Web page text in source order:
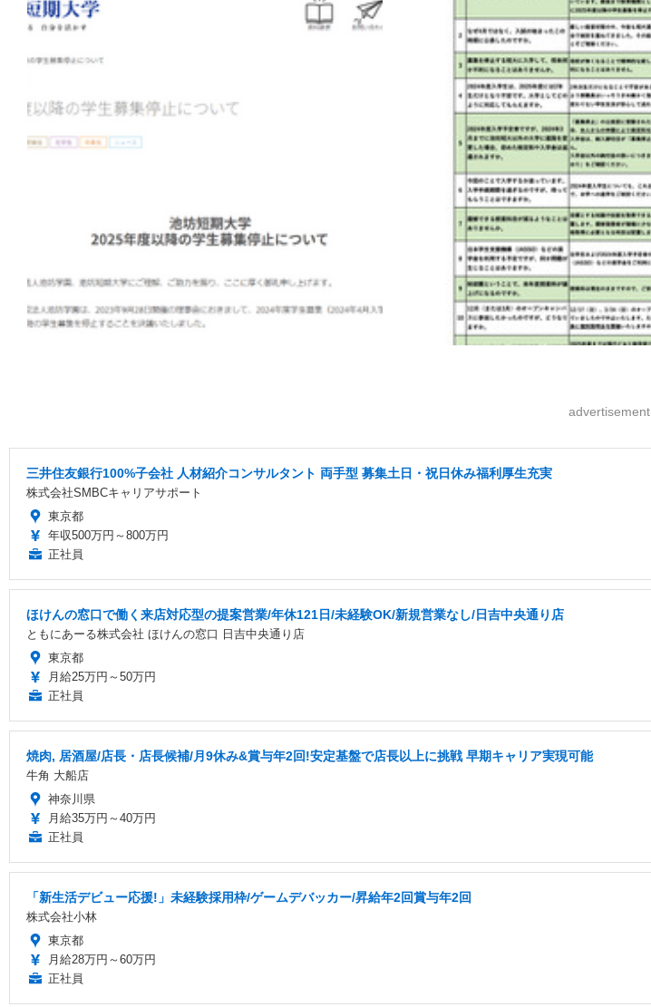
advertisement
三井住友銀行100%子会社 人材紹介コンサルタント 両手型 募集土日・祝日休み福利厚生充実
株式会社SMBCキャリアサポート
東京都
年収500万円～800万円
正社員
ほけんの窓口で働く来店対応型の提案営業/年休121日/未経験OK/新規営業なし/日吉中央通り店
ともにあーる株式会社 ほけんの窓口 日吉中央通り店
東京都
月給25万円～50万円
正社員
焼肉, 居酒屋/店長・店長候補/月9休み&賞与年2回!安定基盤で店長以上に挑戦 早期キャリア実現可能
牛角 大船店
神奈川県
月給35万円～40万円
正社員
「新生活デビュー応援!」未経験採用枠/ゲームデバッカー/昇給年2回賞与年2回
株式会社小林
東京都
月給28万円～60万円
正社員